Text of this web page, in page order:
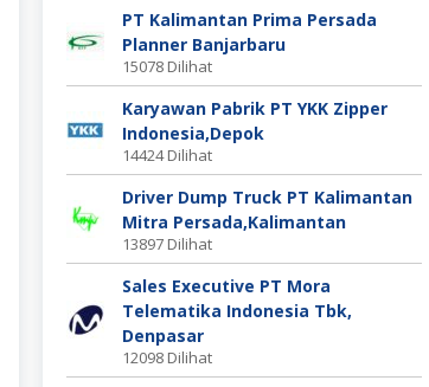
PT Kalimantan Prima Persada
Planner Banjarbaru
15078 Dilihat
Karyawan Pabrik PT YKK Zipper
Indonesia,Depok
14424 Dilihat
Driver Dump Truck PT Kalimantan
Mitra Persada,Kalimantan
13897 Dilihat
Sales Executive PT Mora
Telematika Indonesia Tbk,
Denpasar
12098 Dilihat